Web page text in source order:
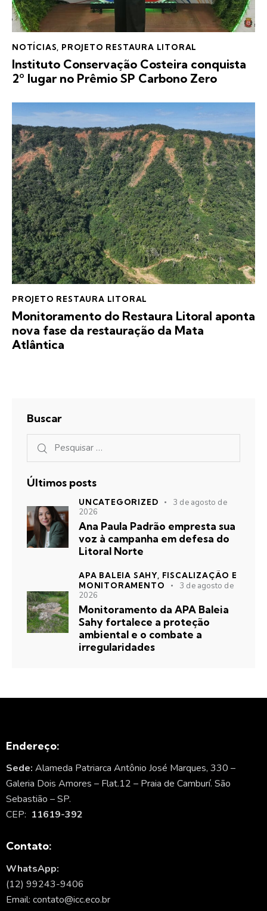
NOTÍCIAS PROJETO RESTAURA LITORAL
Instituto Conservação Costeira conquista
2º lugar no Prêmio SP Carbono Zero
PROJETO RESTAURA LITORAL
Monitoramento do Restaura Litoral aponta
nova fase da restauração da Mata
Atlântica
Buscar
Últimos posts
UNCATEGORIZED
3 de agosto de
2026
Ana Paula Padrão empresta sua
voz à campanha em defesa do
Litoral Norte
APA BALEIA SAHY, FISCALIZAÇÃO E
MONITORAMENTO
3 de agosto de
2026
Monitoramento da APA Baleia
Sahy fortalece a proteção
ambiental e o combate a
irregularidades
Endereço:
Sede: Alameda Patriarca Antônio José Marques, 330 –
Galeria Dois Amores – Flat.12 – Praia de Camburí. São
Sebastião – SP.
CEP: 11619-392
Contato:
WhatsApp:
(12) 99243-9406
Email: contato@icc.eco.br